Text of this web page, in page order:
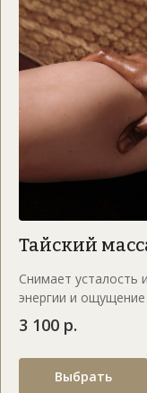
Тайский
Снимает усталость
энергии и ощущение
3 100 р.
Выбрать